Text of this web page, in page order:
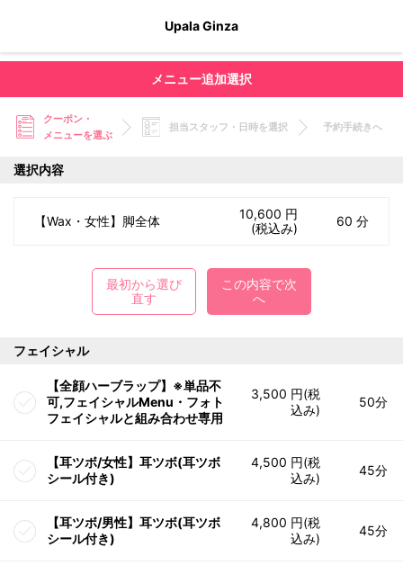
Upala Ginza
メニュー追加選択
クーポン・
メニューを選ぶ
担当スタッフ・日時を選択 予約手続きへ
選択内容
【Wax・女性】脚全体
10,600 円
(税込み)
60 分
最初から選び
直す
この内容で次
へ
フェイシャル
【全顔ハーブラップ】※単品不
可,フェイシャルMenu・フォト
フェイシャルと組み合わせ専用
3,500 円(税
込み)
50分
【耳ツボ/女性】耳ツボ(耳ツボ
シール付き)
4,500 円(税
込み)
45分
【耳ツボ/男性】耳ツボ(耳ツボ
シール付き)
4,800 円(税
込み)
45分